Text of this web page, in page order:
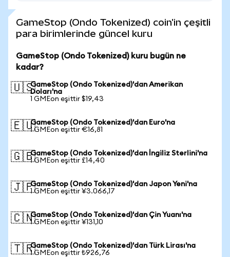
GameStop (Ondo Tokenized) coin'in çeşitli
para birimlerinde güncel kuru
GameStop (Ondo Tokenized) kuru bugün ne
kadar?
🇺🇸GameStop (Ondo Tokenized)'dan Amerikan
Doları'na
1 GMEon eşittir $19,43
🇪🇺GameStop (Ondo Tokenized)'dan Euro'na
1 GMEon eşittir €16,81
🇬🇧GameStop (Ondo Tokenized)'dan İngiliz Sterlini'na
1 GMEon eşittir £14,40
🇯🇵GameStop (Ondo Tokenized)'dan Japon Yeni'na
1 GMEon eşittir ¥3.066,17
🇨🇳GameStop (Ondo Tokenized)'dan Çin Yuanı'na
1 GMEon eşittir ¥131,10
🇹🇷GameStop (Ondo Tokenized)'dan Türk Lirası'na
1 GMEon eşittir ₺926,76